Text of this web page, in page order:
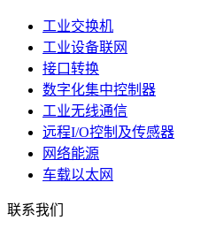
工业交换机
工业设备联网
接口转换
数字化集中控制器
工业无线通信
远程I/O控制及传感器
网络能源
车载以太网
联系我们